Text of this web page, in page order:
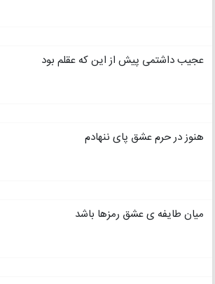
عجیب داشتمی پیش از این که عقلم بود
هنوز در حرم عشق پای ننهادم
میان طایفه ی عشق رمزها باشد